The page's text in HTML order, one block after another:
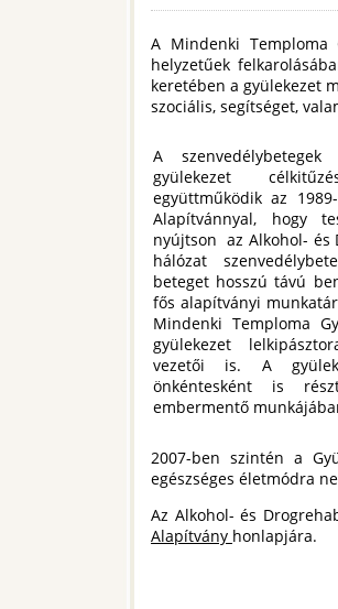
A Mindenki Temploma
helyzetűek
keretében a gyülekezet
szociális, segítséget,
A
gyülekezet
együttműködik az
Alapítvánnyal, hogy
nyújtson az Alkohol- és
hálózat
beteget hosszú távú
fős alapítványi
Mindenki Temploma
gyülekezet
vezetői is. A
önkéntesként is
embermentő
2007-ben szintén a
egészséges életmódra
Az Alkohol- és
Alapítvány honlapjára.